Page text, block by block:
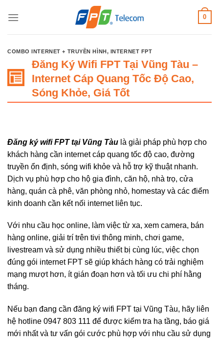
qua
0
COMBO INTERNET + TRUYỀN HÌNH, INTERNET FPT
Đăng Ký Wifi FPT Tại Vũng Tàu –
Internet Cáp Quang Tốc Độ Cao,
Sóng Khỏe, Giá Tốt
Đăng ký wifi FPT tại Vũng Tàu là giải pháp phù hợp cho
khách hàng cần internet cáp quang tốc độ cao, đường
truyền ổn định, sóng wifi khỏe và hỗ trợ kỹ thuật nhanh.
Dịch vụ phù hợp cho hộ gia đình, căn hộ, nhà trọ, cửa
hàng, quán cà phê, văn phòng nhỏ, homestay và các điểm
kinh doanh cần kết nối internet liên tục.
Với nhu cầu học online, làm việc từ xa, xem camera, bán
hàng online, giải trí trên tivi thông minh, chơi game,
livestream và sử dụng nhiều thiết bị cùng lúc, việc chọn
đúng gói internet FPT sẽ giúp khách hàng có trải nghiệm
mạng mượt hơn, ít gián đoạn hơn và tối ưu chi phí hằng
tháng.
Nếu bạn đang cần đăng ký wifi FPT tại Vũng Tàu, hãy liên
hệ hotline 0947 803 111 để được kiểm tra hạ tầng, báo giá
mới nhất và tư vấn gói cước phù hợp với nhu cầu sử dụng